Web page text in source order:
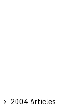
2004 Articles